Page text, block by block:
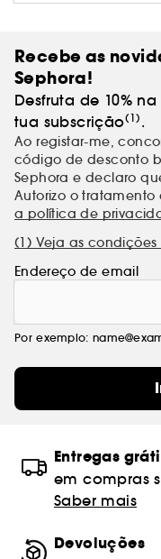
Recebe as
Sephora!
Desfruta de 10%
tua subscrição(1) .
Ao registar-me,
código de desconto
Sephora e declaro
Autorizo o
a política de
(1) Veja as
Endereço de email
Por exemplo:
Entregas
em compras
Saber mais
Devoluções